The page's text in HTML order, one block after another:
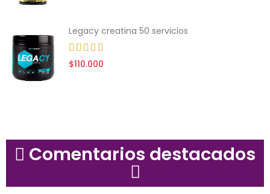
Legacy creatina 50 servicios
$110.000
Comentarios destacados